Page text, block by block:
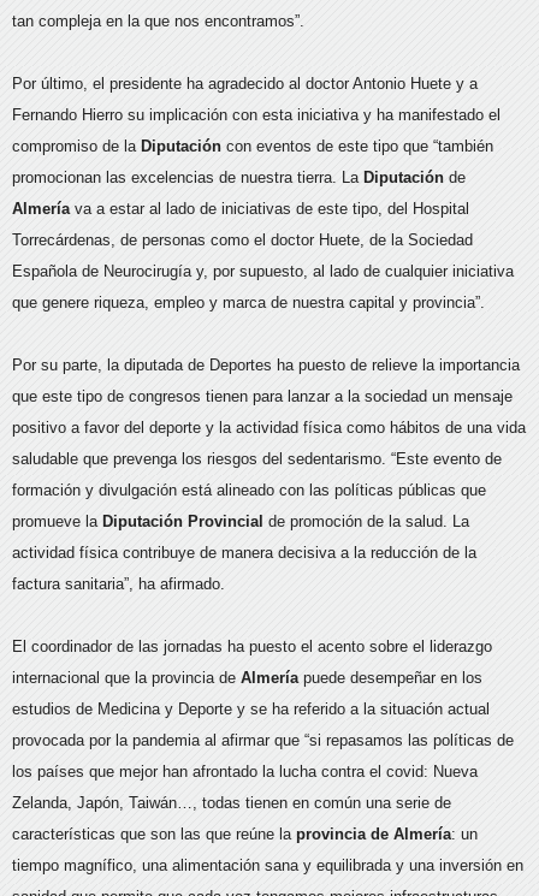
tan compleja en la que nos encontramos”.
Por último, el presidente ha agradecido al doctor Antonio Huete y a
Fernando Hierro su implicación con esta iniciativa y ha manifestado el
compromiso de la Diputación con eventos de este tipo que “también
promocionan las excelencias de nuestra tierra. La Diputación de
Almería va a estar al lado de iniciativas de este tipo, del Hospital
Torrecárdenas, de personas como el doctor Huete, de la Sociedad
Española de Neurocirugía y, por supuesto, al lado de cualquier iniciativa
que genere riqueza, empleo y marca de nuestra capital y provincia”.
Por su parte, la diputada de Deportes ha puesto de relieve la importancia
que este tipo de congresos tienen para lanzar a la sociedad un mensaje
positivo a favor del deporte y la actividad física como hábitos de una vida
saludable que prevenga los riesgos del sedentarismo. “Este evento de
formación y divulgación está alineado con las políticas públicas que
promueve la Diputación Provincial de promoción de la salud. La
actividad física contribuye de manera decisiva a la reducción de la
factura sanitaria”, ha afirmado.
El coordinador de las jornadas ha puesto el acento sobre el liderazgo
internacional que la provincia de Almería puede desempeñar en los
estudios de Medicina y Deporte y se ha referido a la situación actual
provocada por la pandemia al afirmar que “si repasamos las políticas de
los países que mejor han afrontado la lucha contra el covid: Nueva
Zelanda, Japón, Taiwán…, todas tienen en común una serie de
características que son las que reúne la provincia de Almería: un
tiempo magnífico, una alimentación sana y equilibrada y una inversión en